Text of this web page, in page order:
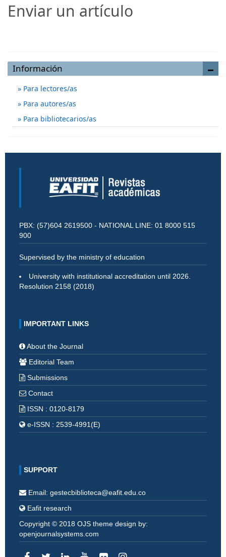
Enviar un artículo
Información
Para lectores/as
Para autores/as
Para bibliotecarios/as
PBX: (57)604 2619500 - NATIONAL LINE: 01 8000 515
900
Supervised by the ministry of education
University with institutional accreditation until 2026.
Resolution 2158 (2018)
IMPORTANT LINKS
About the Journal
Editorial Team
Submissions
Contact
ISSN : 0120-8179
e-ISSN : 2539-4991(E)
SUPPORT
Email: gestecbiblioteca@eafit.edu.co
Eafit research
Copyright © 2018 OJS theme design by:
openjournalsystems.com